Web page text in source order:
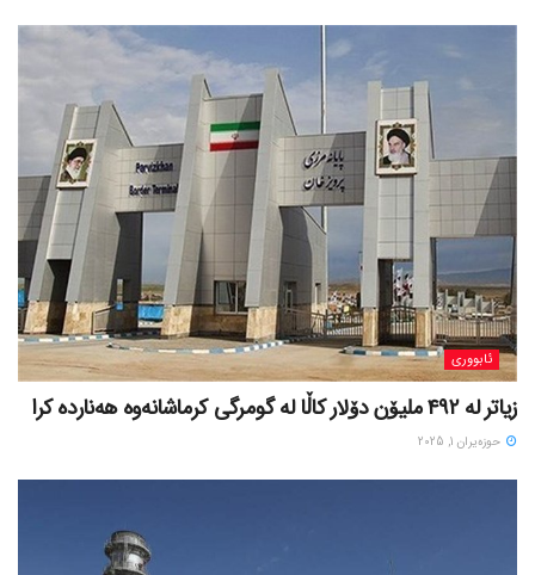
ئابووری
زیاتر لە ٤٩٢ ملیۆن دۆلار کاڵا لە گومرگی کرماشانەوە هەناردە کرا
حوزه‌یران 1, 2025